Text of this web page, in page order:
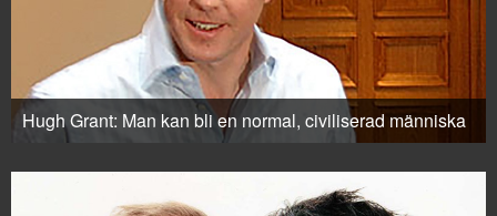
Hugh Grant: Man kan bli en normal, civiliserad människa